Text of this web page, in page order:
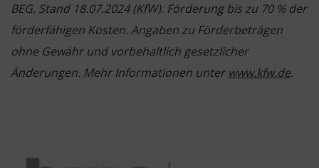
BEG, Stand 18.07.2024 (KfW). Förderung bis zu 70 % der
förderfähigen Kosten. Angaben zu Förderbeträgen
ohne Gewähr und vorbehaltlich gesetzlicher
Änderungen. Mehr Informationen unter www.kfw.de.